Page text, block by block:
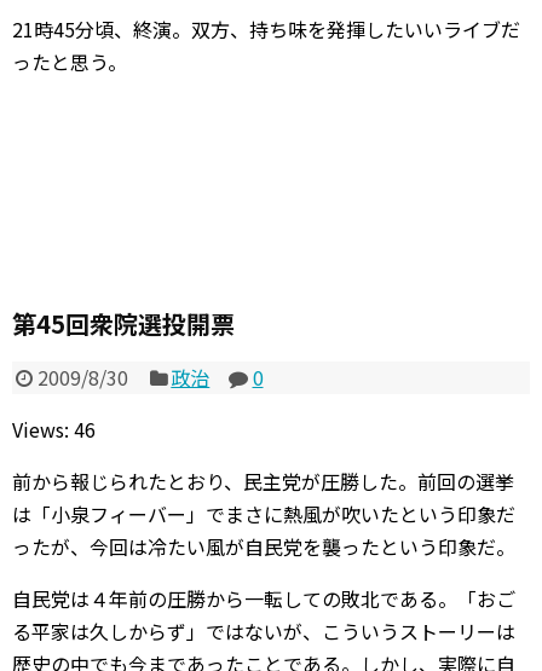
21時45分頃、終演。双方、持ち味を発揮したいいライブだ
ったと思う。
第45回衆院選投開票
2009/8/30 政治
0
Views: 46
前から報じられたとおり、民主党が圧勝した。前回の選挙
は「小泉フィーバー」でまさに熱風が吹いたという印象だ
ったが、今回は冷たい風が自民党を襲ったという印象だ。
自民党は４年前の圧勝から一転しての敗北である。「おご
る平家は久しからず」ではないが、こういうストーリーは
歴史の中でも今まであったことである。しかし、実際に自